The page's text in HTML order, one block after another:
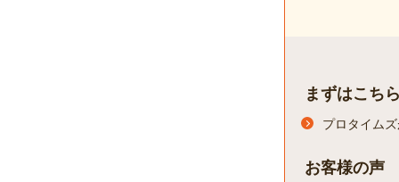
まずはこち
プロタイム
お客様の声